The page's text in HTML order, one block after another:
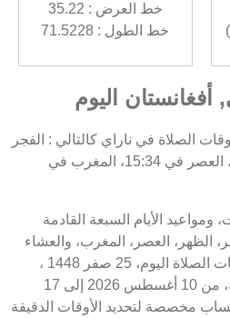
خط العرض : 35.22
خط الطول : 71.5228
أفغانستان اليوم
الاثنين 10/08/2026 ، أوقات الصلاة في ناراي كالتالي : الفجر
في 03:25، الظهر في 11:49، العصر في 15:34، المغرب في
ومواعيد الأيام السبعة القادمة
الظهر، العصر، المغرب، والعشاء
في ناراي متاحة للاطلاع. أوقات الصلاة اليوم، 25 صفر 1448 ،
وبرنامج الأيام السبعة القادمة، من 10 أغسطس 2026 إلى 17
طرق حساب مخصصة لتحديد الأوقات الدقيقة